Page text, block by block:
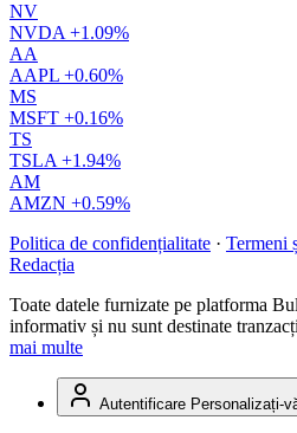
NV
NVDA +1.09%
AA
AAPL +0.60%
MS
MSFT +0.16%
TS
TSLA +1.94%
AM
AMZN +0.59%
Politica de confidențialitate · Termeni
Redacția
Toate datele furnizate pe platforma
informativ și nu sunt destinate
mai multe
Autentificare Personalizați-